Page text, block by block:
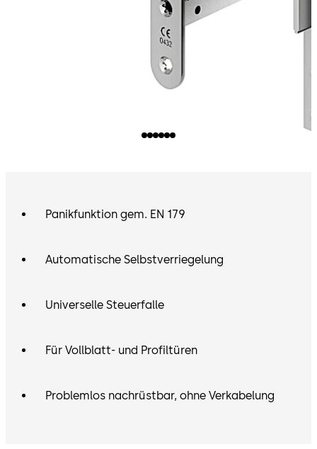
Panikfunktion gem. EN 179
Automatische Selbstverriegelung
Universelle Steuerfalle
Für Vollblatt- und Profiltüren
Problemlos nachrüstbar, ohne Verkabelung